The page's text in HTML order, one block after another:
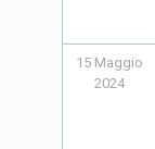
15 Maggio
2024